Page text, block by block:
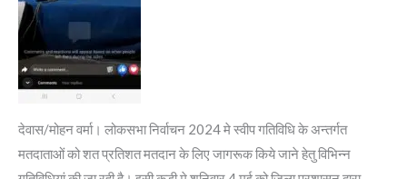
देवास/मोहन वर्मा। लोकसभा निर्वाचन 2024 मे स्वीप गतिविधि के अन्तर्गत
मतदाताओं को शत प्रतिशत मतदान के लिए जागरूक किये जाने हेतु विभिन्न